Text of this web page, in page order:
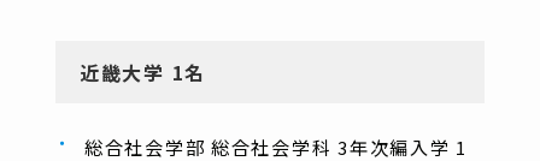
近畿大学 1名
総合社会学部 総合社会学科 3年次編入学 1